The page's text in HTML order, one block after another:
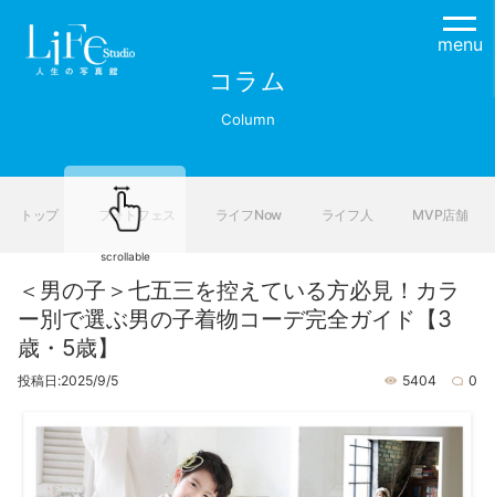
menu
コラム
Column
トップ フォトフェス ライフNow ライフ人 MVP店舗
＜男の子＞七五三を控えている方必見！カラ
ー別で選ぶ男の子着物コーデ完全ガイド【3
歳・5歳】
投稿日:2025/9/5 5404 0